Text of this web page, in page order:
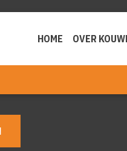
HOME OVER